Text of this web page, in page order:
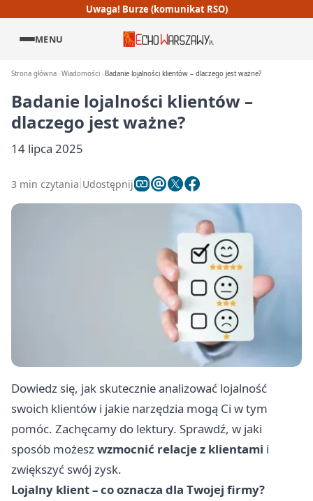
Uwaga! Burze (komunikat RSO)
MENU
Strona główna Wiadomości Badanie lojalności klientów – dlaczego jest ważne?
Badanie lojalności klientów –
dlaczego jest ważne?
14 lipca 2025
3 min czytania Udostępnij
Dowiedz się, jak skutecznie analizować lojalność
swoich klientów i jakie narzędzia mogą Ci w tym
pomóc. Zachęcamy do lektury. Sprawdź, w jaki
sposób możeszwzmocnić relacje z klientami i
zwiększyć swój zysk.
Lojalny klient – co oznacza dla Twojej firmy?